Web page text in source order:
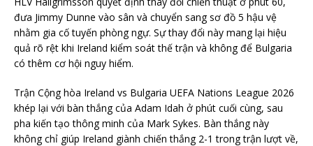
đưa Jimmy Dunne vào sân và chuyển sang sơ đồ 5 hậu vệ
nhằm gia cố tuyến phòng ngự. Sự thay đổi này mang lại hiệu
quả rõ rệt khi Ireland kiểm soát thế trận và không để Bulgaria
có thêm cơ hội nguy hiểm.
Trận Cộng hòa Ireland vs Bulgaria UEFA Nations League 2026
khép lại với bàn thắng của Adam Idah ở phút cuối cùng, sau
pha kiến tạo thông minh của Mark Sykes. Bàn thắng này
không chỉ giúp Ireland giành chiến thắng 2-1 trong trận lượt về,